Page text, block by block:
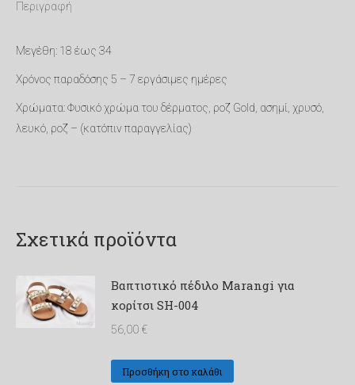
Περιγραφή
Μεγέθη: 18 έως 34
Χρόνος παραδόσης 5 – 7 εργάσιμες ημέρες
Χρώματα: Φυσικό χρώμα του δέρματος, ροζ Gold, ασημί, χρυσό,
λευκό, ροζ – (κατόπιν παραγγελίας)
Σχετικά προϊόντα
Βαπτιστικό πέδιλο Marangi για
κορίτσι SH-004
56,00 €
Προσθήκη στο καλάθι